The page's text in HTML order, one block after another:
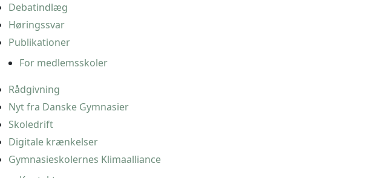
Debatindlæg
Høringssvar
Publikationer
For medlemsskoler
Rådgivning
Nyt fra Danske Gymnasier
Skoledrift
Digitale krænkelser
Gymnasieskolernes Klimaalliance